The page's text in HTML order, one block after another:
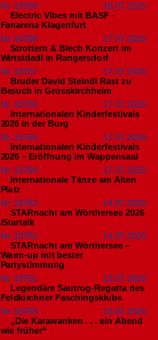
Nr. 18769
18.07.2026
Electric Vibes mit BASF -
Fanarena Klagenfurt
Nr. 18768
17.07.2026
Strottern & Blech Konzert im
Wirtstdadl in Rangersdorf
Nr. 18767
17.07.2026
Bruder David Steindl Rast zu
Besuch in Grosskirchheim
Nr. 18766
17.07.2026
Internationalen Kinderfestivals
2026 in der Burg
Nr. 18765
17.07.2026
Internationalen Kinderfestivals
2026 – Eröffnung im Wappensaal
Nr. 18764
17.07.2026
Internationale Tänze am Alten
Platz
Nr. 18763
14.07.2026
STARnacht am Wörthersee 2026
/Startalk
Nr. 18762
14.07.2026
STARnacht am Wörthersee –
Warm-up mit bester
Partystimmung
Nr. 18761
13.07.2026
Legendäre Sautrog-Regatta des
Feldkirchner Faschingsklubs
Nr. 18759
13.07.2026
„Die Karawanken . . . ein Abend
wie früher“